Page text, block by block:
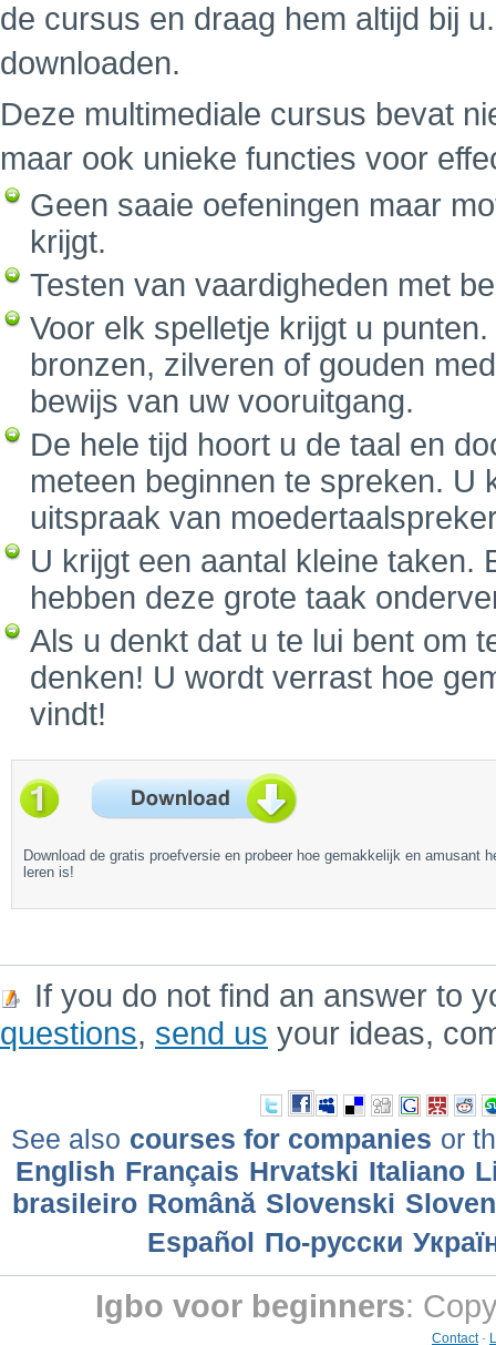
de cursus en draag hem altijd bij
downloaden.
Deze multimediale cursus bevat
maar ook unieke functies voor
Geen saaie oefeningen maar
krijgt.
Testen van vaardigheden met
Voor elk spelletje krijgt u
bronzen, zilveren of gouden
bewijs van uw vooruitgang.
De hele tijd hoort u de taal en
meteen beginnen te spreken. U
uitspraak van
U krijgt een aantal kleine taken.
hebben deze grote taak
Als u denkt dat u te lui bent om
denken! U wordt verrast hoe
vindt!
Download de gratis proefversie en probeer hoe gemakkelijk en amusant
leren is!
If you do not find an answer to
questions, send us your ideas,
See also courses for companies or
English Français Hrvatski Italiano
brasileiro Română Slovenski
Еspañol По-русски
Igbo voor beginners:
Contact-